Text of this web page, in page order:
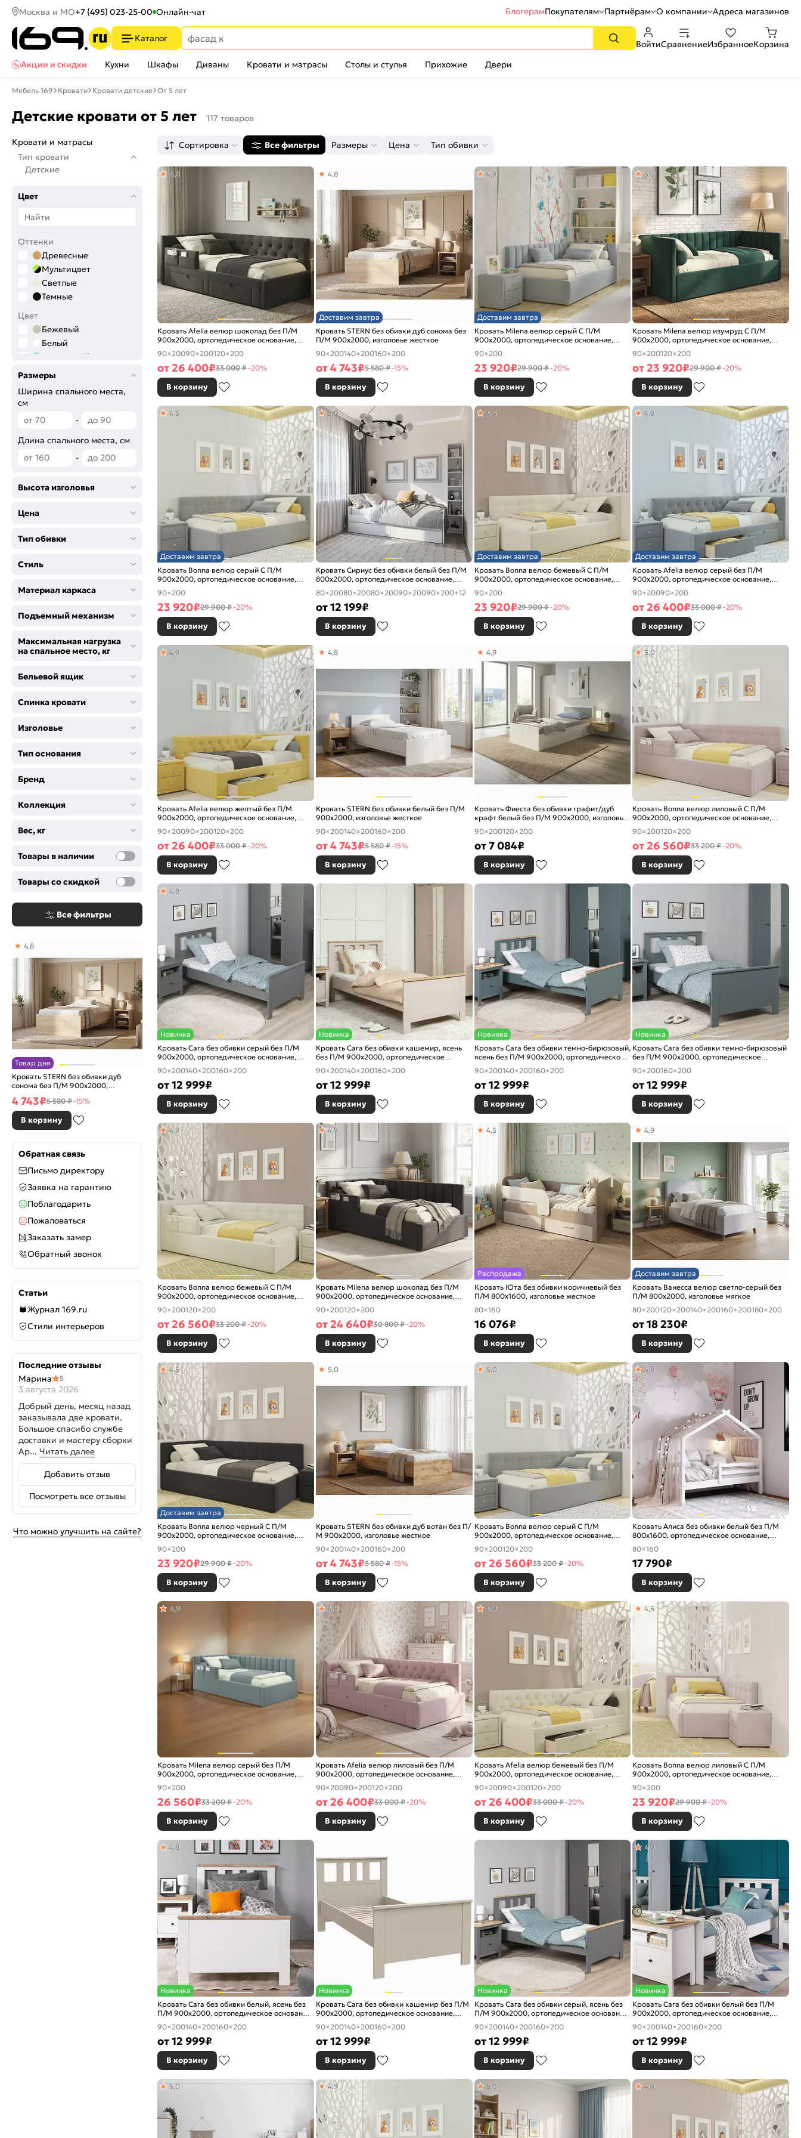
Москва и МО+7 (495) 023-25-00 Онлайн-чат БлогерамПокупателям Партнёрам О компании Адреса магазинов
Каталог
ВойтиСравнениеИзбранноеКорзина
Акции и скидки
Кухни Шкафы Диваны Кровати и матрасы Столы и стулья Прихожие Двери
Мебель 169 Кровати Кровати детские От 5 лет
Детские кровати от 5 лет 117 товаров
Кровати и матрасы
Тип кровати
Детские
Цвет
Оттенки
Древесные
Мультицвет
Светлые
Темные
Цвет
Бежевый
Белый
Бирюзовый
Желтый
Коричневый
Розовый
Серый
Фиолетовый
Размеры
Ширина спального места,
см
-
Длина спального места, см
-
Высота изголовья
Цена
Тип обивки
Стиль
Материал каркаса
Подъемный механизм
Максимальная нагрузка
на спальное место, кг
Бельевой ящик
Спинка кровати
Изголовье
Тип основания
Бренд
Коллекция
Вес, кг
Товары в наличии
Товары со скидкой
Все фильтры
Товар дня
Кровать STERN без обивки дуб
сонома без П/М 900x2000,
4,8
4 743₽5 580 ₽-15%
В корзину
Обратная связь
Письмо директору
Заявка на гарантию
Поблагодарить
Пожаловаться
Заказать замер
Обратный звонок
Статьи
Журнал 169.ru
Стили интерьеров
Последние отзывы
Марина
5
3 августа 2026
Добрый день, месяц назад
заказывала две кровати.
Большое спасибо службе
доставки и мастеру сборки
Ар... Читать далее
Добавить отзыв
Посмотреть все отзывы
Что можно улучшить на сайте?
Сортировка Все фильтры Размеры Цена Тип обивки
Кровать Afelia велюр шоколад без П/М
900x2000, ортопедическое основание,
4,8
90×20090×200120×200
от 26 400₽33 000 ₽-20%
В корзину
Доставим завтра
Кровать STERN без обивки дуб сонома без
П/М 900x2000, изголовье жесткое
4,8
90×200140×200160×200
от4 743₽5 580 ₽-15%
В корзину
Доставим завтра
Кровать Milena велюр серый С П/М
900x2000, ортопедическое основание,
4,9
90×200
23 920₽29 900 ₽-20%
В корзину
Кровать Milena велюр изумруд С П/М
900x2000, ортопедическое основание,
5,0
90×200120×200
от 23 920₽29 900 ₽-20%
В корзину
Доставим завтра
Кровать Bonna велюр серый С П/М
900x2000, ортопедическое основание,
4,5
90×200
23 920₽29 900 ₽-20%
В корзину
Кровать Сириус без обивки белый без П/М
800x2000, ортопедическое основание,
5,0
80×20080×20080×20090×20090×200+12
от12 199₽
В корзину
Доставим завтра
Кровать Bonna велюр бежевый С П/М
900x2000, ортопедическое основание,
4,5
90×200
23 920₽29 900 ₽-20%
В корзину
Доставим завтра
Кровать Afelia велюр серый без П/М
900x2000, ортопедическое основание,
4,8
90×20090×200
от 26 400₽33 000 ₽-20%
В корзину
Кровать Afelia велюр желтый без П/М
900x2000, ортопедическое основание,
изголовье мягкое
4,9
90×20090×200120×200
от 26 400₽33 000 ₽-20%
В корзину
Кровать STERN без обивки белый без П/М
900x2000, изголовье жесткое
4,8
90×200140×200160×200
от4 743₽5 580 ₽-15%
В корзину
Кровать Фиеста без обивки графит/дуб
крафт белый без П/М 900x2000, изголовье
жесткое
4,9
90×200120×200
от7 084₽
В корзину
Кровать Bonna велюр лиловый С П/М
900x2000, ортопедическое основание,
изголовье мягкое
5,0
90×200120×200
от 26 560₽33 200 ₽-20%
В корзину
Новинка
Кровать Сага без обивки серый без П/М
900x2000, ортопедическое основание,
изголовье жесткое
4,8
90×200140×200160×200
от12 999₽
В корзину
Новинка
Кровать Сага без обивки кашемир, ясень
без П/М 900x2000, ортопедическое
основание, изголовье жесткое
90×200140×200160×200
от12 999₽
В корзину
Новинка
Кровать Сага без обивки темно-бирюзовый,
ясень без П/М 900x2000, ортопедическое
основание, изголовье жесткое
90×200140×200160×200
от12 999₽
В корзину
Новинка
Кровать Сага без обивки темно-бирюзовый
без П/М 900x2000, ортопедическое
основание, изголовье жесткое
90×200160×200
от12 999₽
В корзину
Кровать Bonna велюр бежевый С П/М
900x2000, ортопедическое основание,
4,9
90×200120×200
от 26 560₽33 200 ₽-20%
В корзину
Кровать Milena велюр шоколад без П/М
900x2000, ортопедическое основание,
4,9
90×200120×200
от 24 640₽30 800 ₽-20%
В корзину
Распродажа
Кровать Юта без обивки коричневый без
П/М 800x1600, изголовье жесткое
4,5
80×160
16 076₽
В корзину
Доставим завтра
Кровать Ванесса велюр светло-серый без
П/М 800x2000, изголовье мягкое
4,9
80×200120×200140×200160×200180×200
от18 230₽
В корзину
Доставим завтра
Кровать Bonna велюр черный С П/М
900x2000, ортопедическое основание,
4,5
90×200
23 920₽29 900 ₽-20%
В корзину
Кровать STERN без обивки дуб вотан без П/
М 900x2000, изголовье жесткое
5,0
90×200140×200160×200
от4 743₽5 580 ₽-15%
В корзину
Кровать Bonna велюр серый С П/М
900x2000, ортопедическое основание,
5,0
90×200120×200
от 26 560₽33 200 ₽-20%
В корзину
Кровать Алиса без обивки белый без П/М
800x1600, ортопедическое основание,
4,8
80×160
17 790₽
В корзину
Кровать Milena велюр серый без П/М
900x2000, ортопедическое основание,
изголовье мягкое
4,9
90×200
26 560₽33 200 ₽-20%
В корзину
Кровать Afelia велюр лиловый без П/М
900x2000, ортопедическое основание,
изголовье мягкое
4,8
90×20090×200120×200
от 26 400₽33 000 ₽-20%
В корзину
Кровать Afelia велюр бежевый без П/М
900x2000, ортопедическое основание,
изголовье мягкое
4,9
90×20090×200120×200
от 26 400₽33 000 ₽-20%
В корзину
Кровать Bonna велюр лиловый С П/М
900x2000, ортопедическое основание,
изголовье мягкое
4,5
90×200
23 920₽29 900 ₽-20%
В корзину
Новинка
Кровать Сага без обивки белый, ясень без
П/М 900x2000, ортопедическое основание,
изголовье жесткое
4,8
90×200140×200160×200
от12 999₽
В корзину
Новинка
Кровать Сага без обивки кашемир без П/М
900x2000, ортопедическое основание,
изголовье жесткое
90×200140×200160×200
от12 999₽
В корзину
Новинка
Кровать Сага без обивки серый, ясень без
П/М 900x2000, ортопедическое основание,
изголовье жесткое
90×200140×200160×200
от12 999₽
В корзину
Новинка
Кровать Сага без обивки белый без П/М
900x2000, ортопедическое основание,
изголовье жесткое
4,9
90×200140×200160×200
от12 999₽
В корзину
5,0 4,9 5,0 4,9